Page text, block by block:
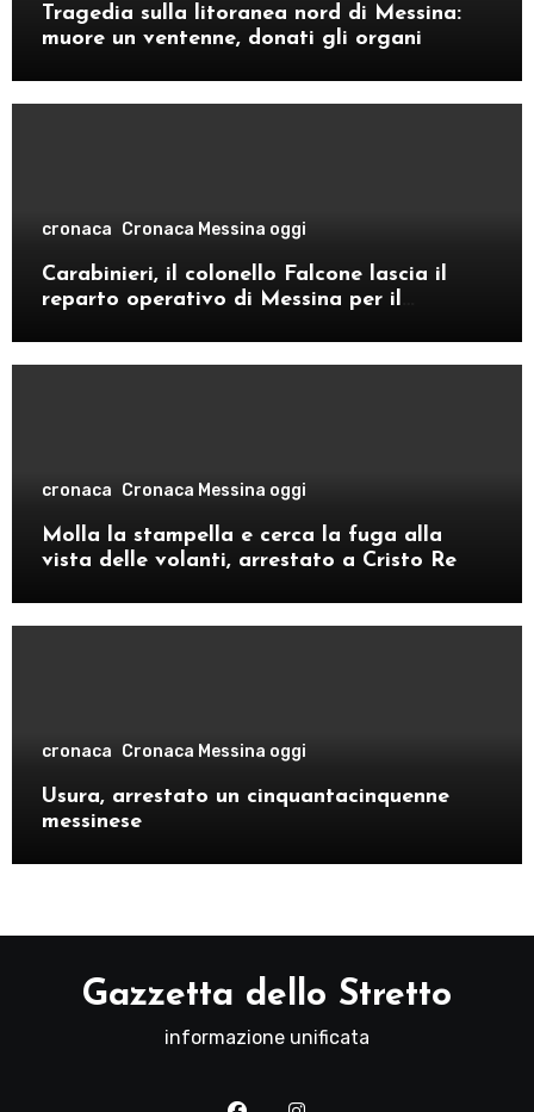
Tragedia sulla litoranea nord di Messina:
muore un ventenne, donati gli organi
cronaca Cronaca Messina oggi
Carabinieri, il colonello Falcone lascia il
reparto operativo di Messina per il
cronaca Cronaca Messina oggi
Molla la stampella e cerca la fuga alla
vista delle volanti, arrestato a Cristo Re
cronaca Cronaca Messina oggi
Usura, arrestato un cinquantacinquenne
messinese
Gazzetta dello Stretto
informazione unificata